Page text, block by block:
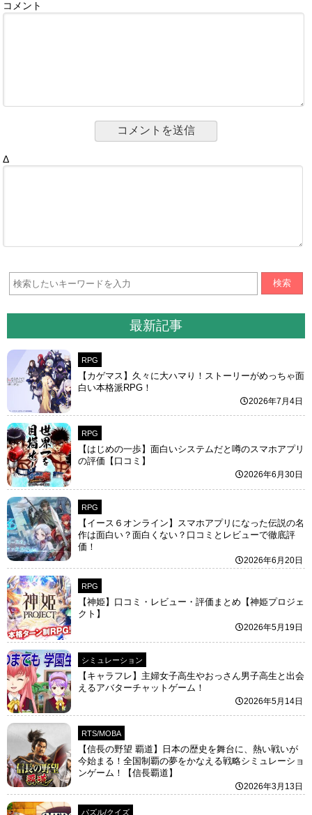
コメント
Δ
検索
最新記事
RPG
【カゲマス】久々に大ハマり！ストーリーがめっちゃ面
白い本格派RPG！
2026年7月4日
RPG
【はじめの一歩】面白いシステムだと噂のスマホアプリ
の評価【口コミ】
2026年6月30日
RPG
【イース６オンライン】スマホアプリになった伝説の名
作は面白い？面白くない？口コミとレビューで徹底評
価！
2026年6月20日
RPG
【神姫】口コミ・レビュー・評価まとめ【神姫プロジェ
クト】
2026年5月19日
シミュレーション
【キャラフレ】主婦女子高生やおっさん男子高生と出会
えるアバターチャットゲーム！
2026年5月14日
RTS/MOBA
【信長の野望 覇道】日本の歴史を舞台に、熱い戦いが
今始まる！全国制覇の夢をかなえる戦略シミュレーショ
ンゲーム！【信長覇道】
2026年3月13日
パズル/クイズ